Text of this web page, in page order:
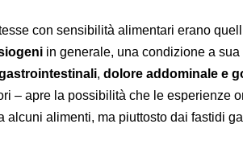
con sensibilità alimentari erano
in generale, una condizione a
, dolore addominale e
– apre la possibilità che le esperienze
alcuni alimenti, ma piuttosto dai fastidi